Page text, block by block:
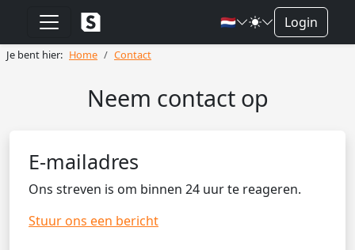
🇳🇱 Login
Je bent hier: Home Contact
Neem contact op
E-mailadres
Ons streven is om binnen 24 uur te reageren.
Stuur ons een bericht